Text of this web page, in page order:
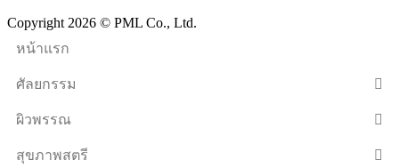
Copyright 2026 © PML Co., Ltd.
หน้าแรก
ศัลยกรรม
ผิวพรรณ
สุขภาพสตรี